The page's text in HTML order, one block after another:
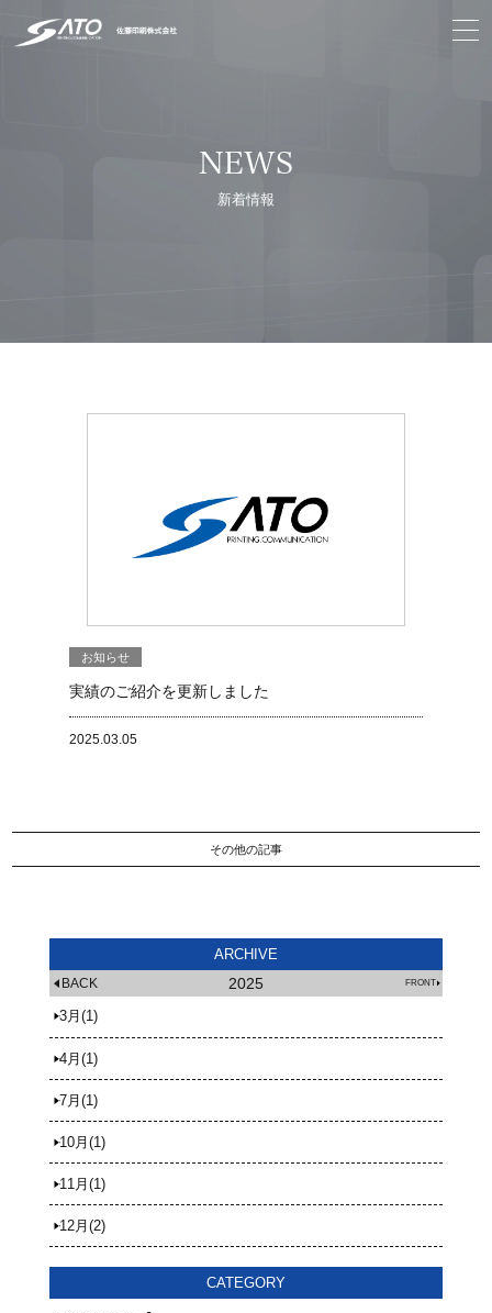
NEWS
新着情報
お知らせ
実績のご紹介を更新しました
2025.03.05
その他の記事
ARCHIVE
BACK 2025 FRONT
3月(1)
4月(1)
7月(1)
10月(1)
11月(1)
12月(2)
CATEGORY